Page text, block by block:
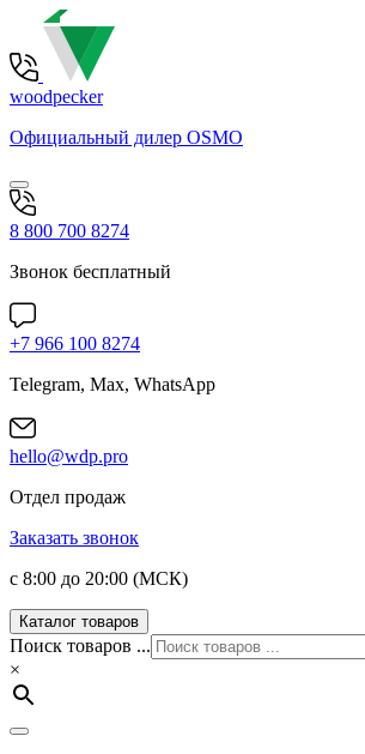
woodpecker
Официальный дилер OSMO
8 800 700 8274
Звонок бесплатный
+7 966 100 8274
Telegram, Max, WhatsApp
hello@wdp.pro
Отдел продаж
Заказать звонок
с 8:00 до 20:00 (МСК)
Каталог товаров
Поиск товаров ...
×